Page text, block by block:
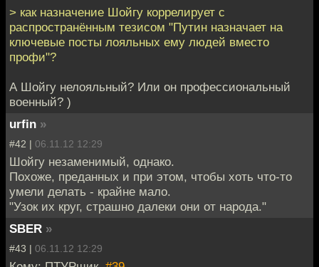
> как назначение Шойгу коррелирует с
распространённым тезисом "Путин назначает на
ключевые посты лояльных ему людей вместо
профи"?
А Шойгу нелояльный? Или он профессиональный
военный? )
urfin »
#42 | 06.11.12 12:29
Шойгу незаменимый, однако.
Похоже, преданных и при этом, чтобы хоть что-то
умели делать - крайне мало.
"Узок их круг, страшно далеки они от народа."
SBER »
#43 | 06.11.12 12:29